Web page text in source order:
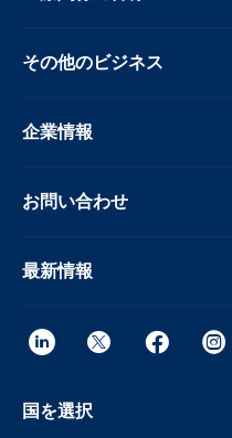
その他のビジネス
企業情報
お問い合わせ
最新情報
国を選択